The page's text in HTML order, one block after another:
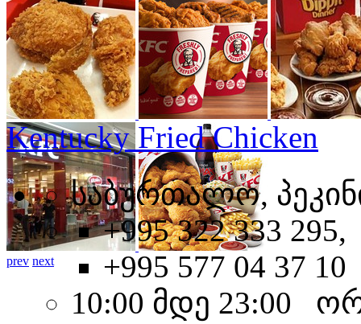
prev next
Kentucky Fried Chicken
საბურთალო,
+995 322 333 295,
+995 577 04 37 10
10:00 მდე 23:00